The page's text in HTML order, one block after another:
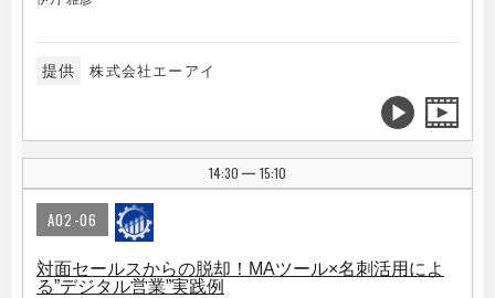
提供 株式会社エーアイ
14:30 | 15:10
A02-06
対面セールスからの脱却！MAツール×名刺活用によ
る”デジタル営業”実践例